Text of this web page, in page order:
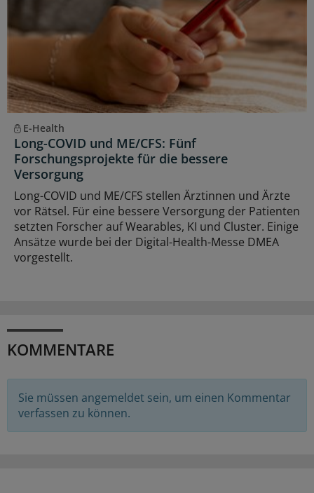
E-Health
Long-COVID und ME/CFS: Fünf
Forschungsprojekte für die bessere
Versorgung
Long-COVID und ME/CFS stellen Ärztinnen und Ärzte
vor Rätsel. Für eine bessere Versorgung der Patienten
setzten Forscher auf Wearables, KI und Cluster. Einige
Ansätze wurde bei der Digital-Health-Messe DMEA
vorgestellt.
KOMMENTARE
Sie müssen angemeldet sein, um einen Kommentar
verfassen zu können.